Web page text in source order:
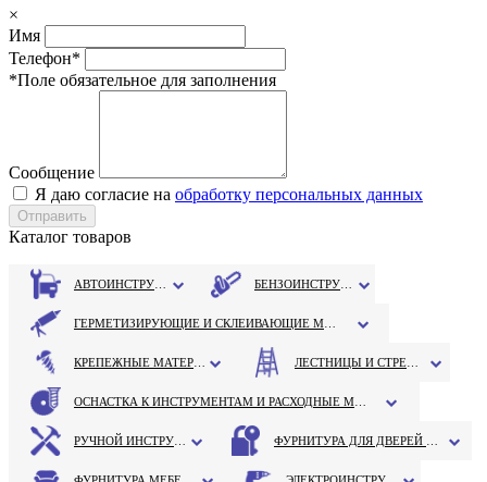
×
Имя
Телефон*
*Поле обязательное для заполнения
Сообщение
Я даю согласие на обработку персональных данных
Каталог товаров